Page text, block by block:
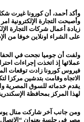
وأكد أحمد، أن كورونا غيرت
وأصبحت التجارة الإلكترونية
زيادة أعمال شركات التجارة
على الشراء اونلاين خوفا من
ولفت أن جوميا نجحت في
عملائها إذ اتخذت إجراءات
فيروس كورونا زادت توقعات
الاتجاه وقامت بتدشين مركزا
يقدم خدماته للسوق المصرية
لهذا المركز بمحافظة
ومن جانب آخر شاركت منال
مصر في جلسة بعنوان